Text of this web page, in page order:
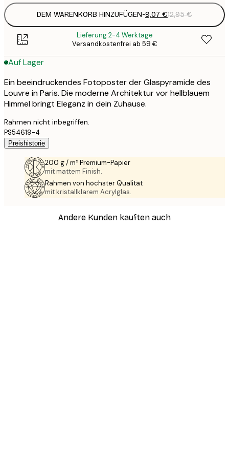
DEM WARENKORB HINZUFÜGEN-9,07 €12,95 €
Lieferung 2-4 Werktage
Versandkostenfrei ab 59 €
Auf Lager
Ein beeindruckendes Fotoposter der Glaspyramide des
Louvre in Paris. Die moderne Architektur vor hellblauem
Himmel bringt Eleganz in dein Zuhause.
Rahmen nicht inbegriffen.
PS54619-4
Preishistorie
200 g / m² Premium-Papier
mit mattem Finish.
Rahmen von höchster Qualität
mit kristallklarem Acrylglas.
Andere Kunden kauften auch